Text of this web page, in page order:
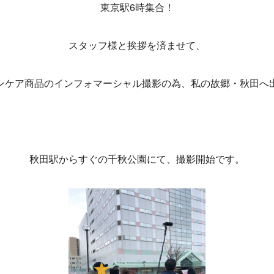
東京駅6時集合！
スタッフ様と挨拶を済ませて、
ケア商品のインフォマーシャル撮影の為、私の故郷・秋田へ
秋田駅からすぐの千秋公園にて、撮影開始です。